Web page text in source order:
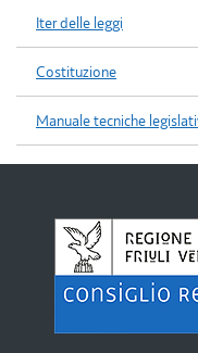
Iter delle leggi
Costituzione
Manuale tecniche